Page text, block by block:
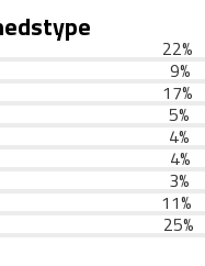
22%
9%
17%
5%
4%
4%
3%
11%
25%